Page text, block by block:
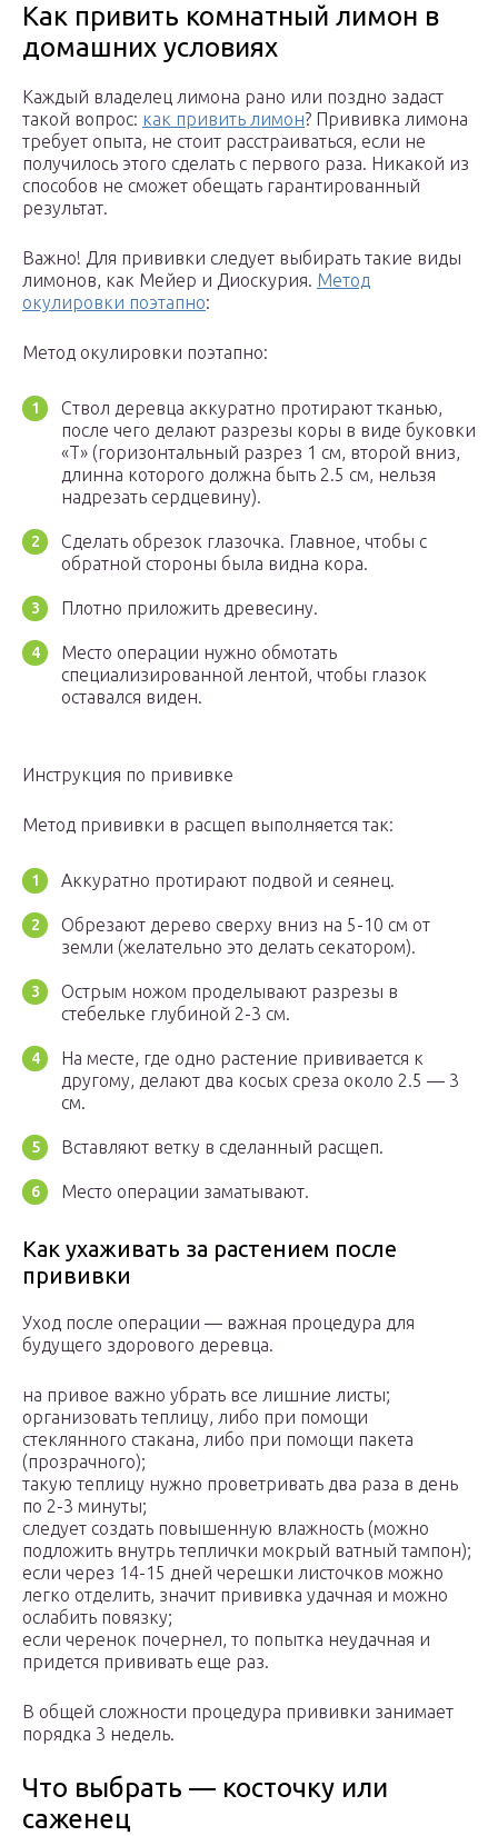
Как привить комнатный лимон в
домашних условиях
Каждый владелец лимона рано или поздно задаст
такой вопрос: как привить лимон? Прививка лимона
требует опыта, не стоит расстраиваться, если не
получилось этого сделать с первого раза. Никакой из
способов не сможет обещать гарантированный
результат.
Важно! Для прививки следует выбирать такие виды
лимонов, как Мейер и Диоскурия. Метод
окулировки поэтапно:
Метод окулировки поэтапно:
Ствол деревца аккуратно протирают тканью,
после чего делают разрезы коры в виде буковки
«Т» (горизонтальный разрез 1 см, второй вниз,
длинна которого должна быть 2.5 см, нельзя
надрезать сердцевину).
Сделать обрезок глазочка. Главное, чтобы с
обратной стороны была видна кора.
Плотно приложить древесину.
Место операции нужно обмотать
специализированной лентой, чтобы глазок
оставался виден.
Инструкция по прививке
Метод прививки в расщеп выполняется так:
Аккуратно протирают подвой и сеянец.
Обрезают дерево сверху вниз на 5-10 см от
земли (желательно это делать секатором).
Острым ножом проделывают разрезы в
стебельке глубиной 2-3 см.
На месте, где одно растение прививается к
другому, делают два косых среза около 2.5 — 3
см.
Вставляют ветку в сделанный расщеп.
Место операции заматывают.
Как ухаживать за растением после
прививки
Уход после операции — важная процедура для
будущего здорового деревца.
на привое важно убрать все лишние листы;
организовать теплицу, либо при помощи
стеклянного стакана, либо при помощи пакета
(прозрачного);
такую теплицу нужно проветривать два раза в день
по 2-3 минуты;
следует создать повышенную влажность (можно
подложить внутрь теплички мокрый ватный тампон);
если через 14-15 дней черешки листочков можно
легко отделить, значит прививка удачная и можно
ослабить повязку;
если черенок почернел, то попытка неудачная и
придется прививать еще раз.
В общей сложности процедура прививки занимает
порядка 3 недель.
Что выбрать — косточку или
саженец